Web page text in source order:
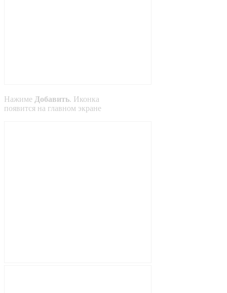
Нажиме Добавить. Иконка
появится на главном экране